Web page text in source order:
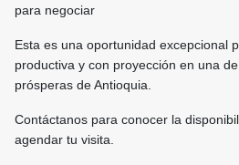
para negociar
Esta es una oportunidad excepcional
productiva y con proyección en una
prósperas de Antioquia.
Contáctanos para conocer la
agendar tu visita.